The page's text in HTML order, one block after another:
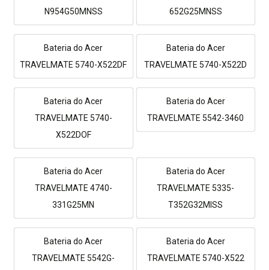
N954G50MNSS 652G25MNSS
Bateria do Acer
TRAVELMATE 5740-X522DF
Bateria do Acer
TRAVELMATE 5740-X522D
Bateria do Acer
TRAVELMATE 5740-
X522DOF
Bateria do Acer
TRAVELMATE 5542-3460
Bateria do Acer
TRAVELMATE 4740-
331G25MN
Bateria do Acer
TRAVELMATE 5335-
T352G32MISS
Bateria do Acer
TRAVELMATE 5542G-
Bateria do Acer
TRAVELMATE 5740-X522